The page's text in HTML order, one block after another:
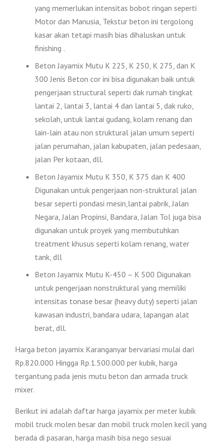
yang memerlukan intensitas bobot ringan seperti
Motor dan Manusia, Tekstur beton ini tergolong
kasar akan tetapi masih bias dihaluskan untuk
finishing .
Beton Jayamix Mutu K 225, K 250, K 275, dan K
300 Jenis Beton cor ini bisa digunakan baik untuk
pengerjaan structural seperti dak rumah tingkat
lantai 2, lantai 3, lantai 4 dan lantai 5, dak ruko,
sekolah, untuk lantai gudang, kolam renang dan
lain-lain atau non struktural jalan umum seperti
jalan perumahan, jalan kabupaten, jalan pedesaan,
jalan Per kotaan, dll.
Beton Jayamix Mutu K 350, K 375 dan K 400
Digunakan untuk pengerjaan non-struktural jalan
besar seperti pondasi mesin,lantai pabrik, Jalan
Negara, Jalan Propinsi, Bandara, Jalan Tol juga bisa
digunakan untuk proyek yang membutuhkan
treatment khusus seperti kolam renang, water
tank, dll
Beton Jayamix Mutu K-450 – K 500 Digunakan
untuk pengerjaan nonstruktural yang memiliki
intensitas tonase besar (heavy duty) seperti jalan
kawasan industri, bandara udara, lapangan alat
berat, dll.
Harga beton jayamix Karanganyar bervariasi mulai dari
Rp.820.000 Hingga Rp.1.500.000 per kubik, harga
tergantung pada jenis mutu beton dan armada truck
mixer.
Berikut ini adalah daftar harga jayamix per meter kubik
mobil truck molen besar dan mobil truck molen kecil yang
berada di pasaran, harga masih bisa nego sesuai